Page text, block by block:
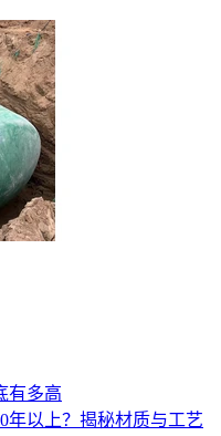
有多高
年以上？揭秘材质与工艺